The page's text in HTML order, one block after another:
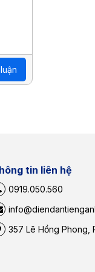
tin liên hệ
0919.050.560
357 Lê Hồng Phong,